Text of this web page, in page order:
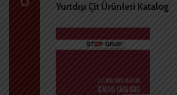
Yurtdışı Çit Ürünleri Katalog